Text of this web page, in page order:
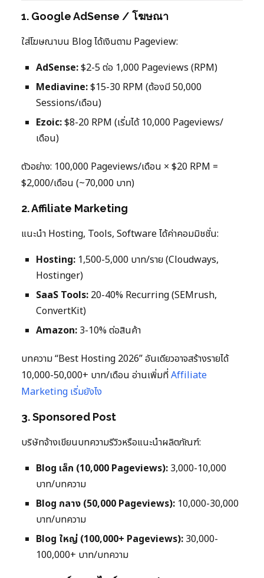
1. Google AdSense / โฆษณา
ใส่โฆษณาบน Blog ได้เงินตาม Pageview:
AdSense:$2-5 ต่อ 1,000 Pageviews (RPM)
Mediavine:$15-30 RPM (ต้องมี 50,000
Sessions/เดือน)
Ezoic:$8-20 RPM (เริ่มได้ 10,000 Pageviews/
เดือน)
ตัวอย่าง: 100,000 Pageviews/เดือน × $20 RPM =
$2,000/เดือน (~70,000 บาท)
2. Affiliate Marketing
แนะนำ Hosting, Tools, Software ได้ค่าคอมมิชชั่น:
Hosting: 1,500-5,000 บาท/ราย (Cloudways,
Hostinger)
SaaS Tools: 20-40% Recurring (SEMrush,
ConvertKit)
Amazon: 3-10% ต่อสินค้า
บทความ “Best Hosting 2026” อันเดียวอาจสร้างรายได้
10,000-50,000+ บาท/เดือน อ่านเพิ่มที่Affiliate
Marketing เริ่มยังไง
3. Sponsored Post
บริษัทจ้างเขียนบทความรีวิวหรือแนะนำผลิตภัณฑ์:
Blog เล็ก (10,000 Pageviews): 3,000-10,000
บาท/บทความ
Blog กลาง (50,000 Pageviews): 10,000-30,000
บาท/บทความ
Blog ใหญ่ (100,000+ Pageviews): 30,000-
100,000+ บาท/บทความ